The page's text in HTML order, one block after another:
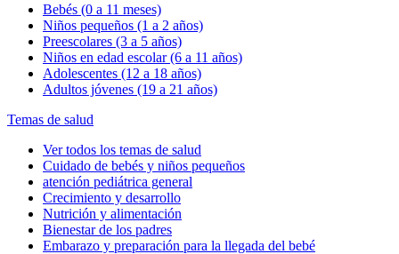
Bebés (0 a 11 meses)
Niños pequeños (1 a 2 años)
Preescolares (3 a 5 años)
Niños en edad escolar (6 a 11 años)
Adolescentes (12 a 18 años)
Adultos jóvenes (19 a 21 años)
Temas de salud
Ver todos los temas de salud
Cuidado de bebés y niños pequeños
atención pediátrica general
Crecimiento y desarrollo
Nutrición y alimentación
Bienestar de los padres
Embarazo y preparación para la llegada del bebé